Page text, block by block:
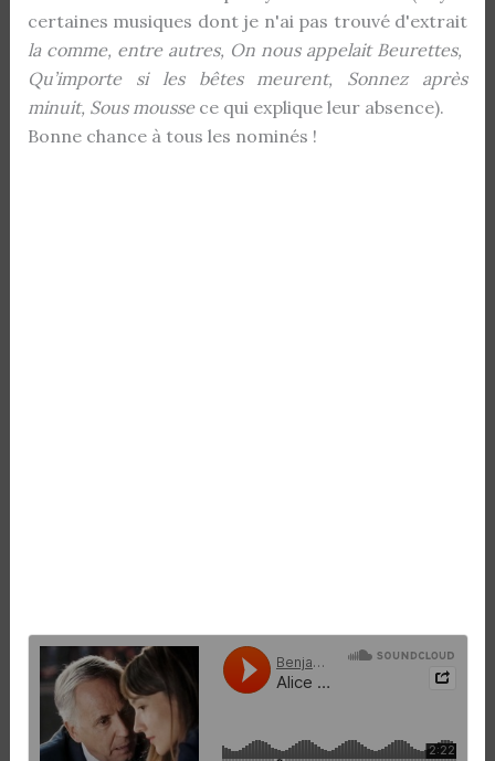
certaines musiques dont je n'ai pas trouvé d'extrait
la comme, entre autres, On nous appelait Beurettes, ​​​
Qu’importe si les bêtes meurent, Sonnez après
minuit, Sous mousse ce qui explique leur absence).
Bonne chance à tous les nominés !